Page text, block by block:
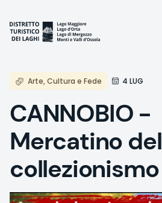
main
content
Arte, Cultura e Fede 4 LUG
CANNOBIO -
Mercatino del
collezionismo